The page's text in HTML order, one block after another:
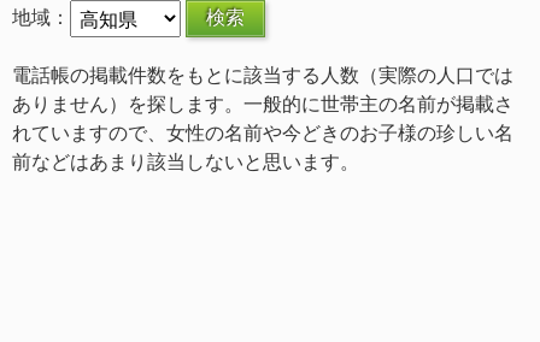
地域：
電話帳の掲載件数をもとに該当する人数（実際の人口では
ありません）を探します。一般的に世帯主の名前が掲載さ
れていますので、女性の名前や今どきのお子様の珍しい名
前などはあまり該当しないと思います。